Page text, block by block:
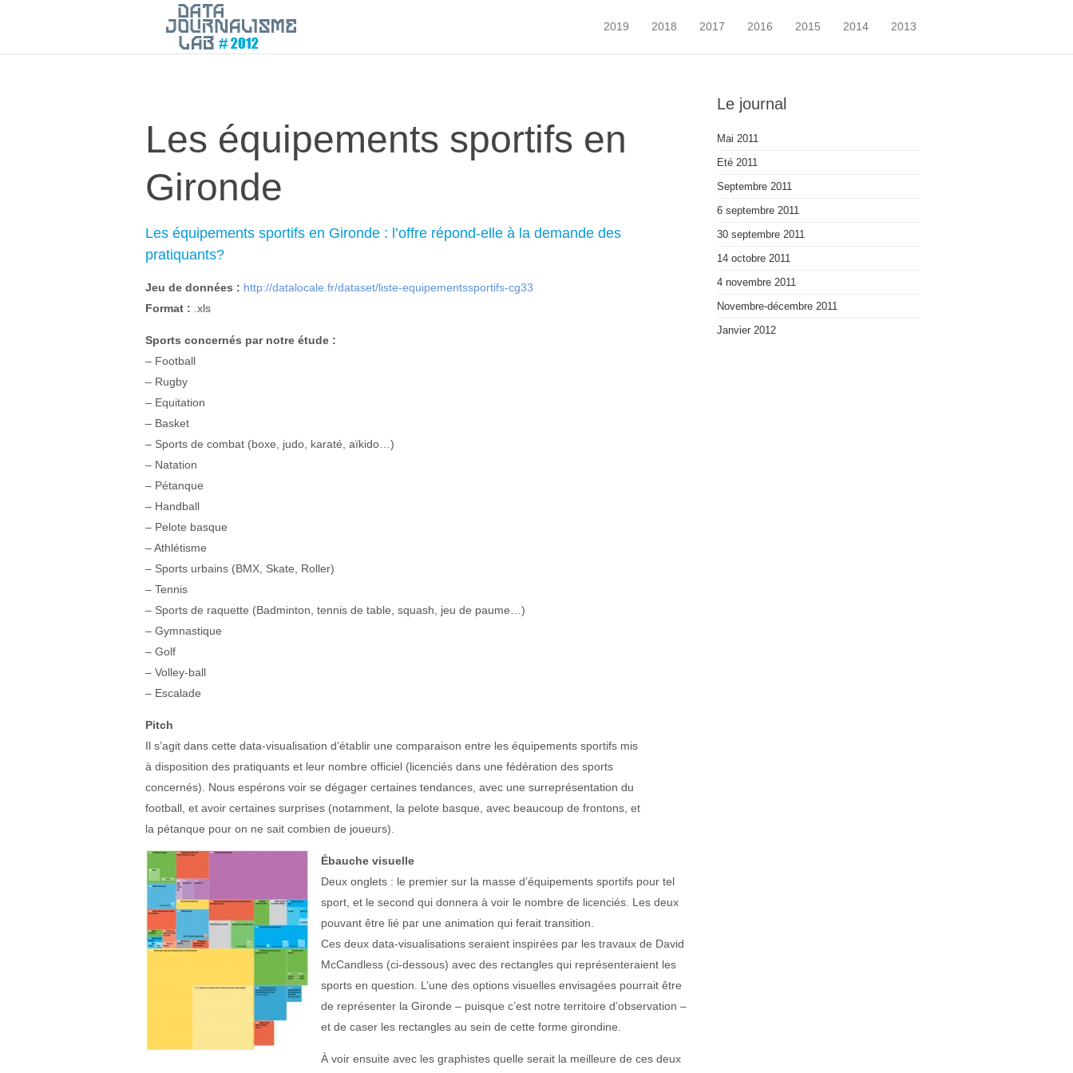
2019 2018 2017 2016 2015 2014 2013
Les équipements sportifs en
Gironde
Les équipements sportifs en Gironde : l’offre répond-elle à la demande des
pratiquants?
Jeu de données : http://datalocale.fr/dataset/liste-equipementssportifs-cg33
Format : .xls
Sports concernés par notre étude :
– Football
– Rugby
– Equitation
– Basket
– Sports de combat (boxe, judo, karaté, aïkido…)
– Natation
– Pétanque
– Handball
– Pelote basque
– Athlétisme
– Sports urbains (BMX, Skate, Roller)
– Tennis
– Sports de raquette (Badminton, tennis de table, squash, jeu de paume…)
– Gymnastique
– Golf
– Volley-ball
– Escalade
Pitch
Il s’agit dans cette data-visualisation d’établir une comparaison entre les équipements sportifs mis
à disposition des pratiquants et leur nombre officiel (licenciés dans une fédération des sports
concernés). Nous espérons voir se dégager certaines tendances, avec une surreprésentation du
football, et avoir certaines surprises (notamment, la pelote basque, avec beaucoup de frontons, et
la pétanque pour on ne sait combien de joueurs).
Ébauche visuelle
Deux onglets : le premier sur la masse d’équipements sportifs pour tel
sport, et le second qui donnera à voir le nombre de licenciés. Les deux
pouvant être lié par une animation qui ferait transition.
Ces deux data-visualisations seraient inspirées par les travaux de David
McCandless (ci-dessous) avec des rectangles qui représenteraient les
sports en question. L’une des options visuelles envisagées pourrait être
de représenter la Gironde – puisque c’est notre territoire d’observation –
et de caser les rectangles au sein de cette forme girondine.
À voir ensuite avec les graphistes quelle serait la meilleure de ces deux
Le journal
Mai 2011
Eté 2011
Septembre 2011
6 septembre 2011
30 septembre 2011
14 octobre 2011
4 novembre 2011
Novembre-décembre 2011
Janvier 2012